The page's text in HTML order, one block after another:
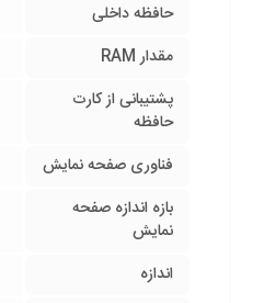
حافظه داخلی
مقدار RAM
پشتیبانی از کارت
حافظه
فناوری صفحه‌ نمایش
بازه‌ اندازه صفحه
نمایش
اندازه